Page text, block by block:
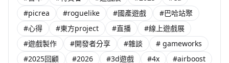
#picrea
#roguelike #國產遊戲
#巴哈站聚
#心得
#東方project #直播
#線上遊戲展
#遊戲製作
#開發者分享 #雜談
# gameworks
#2025回顧
#2026 #3d遊戲 #4x
#airboost